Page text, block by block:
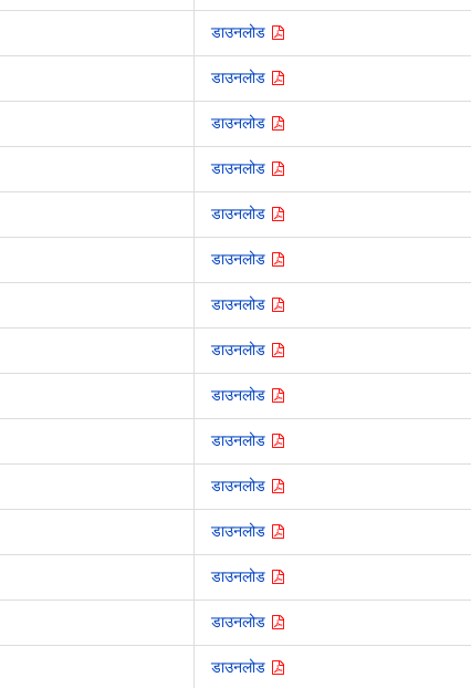
डाउनलोड
डाउनलोड
डाउनलोड
डाउनलोड
डाउनलोड
डाउनलोड
डाउनलोड
डाउनलोड
डाउनलोड
डाउनलोड
डाउनलोड
डाउनलोड
डाउनलोड
डाउनलोड
डाउनलोड